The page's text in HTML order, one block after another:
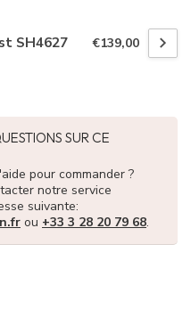
SH4627 €139,00
SUR CE
pour commander ?
notre service
suivante:
ou +33 3 28 20 79 68.